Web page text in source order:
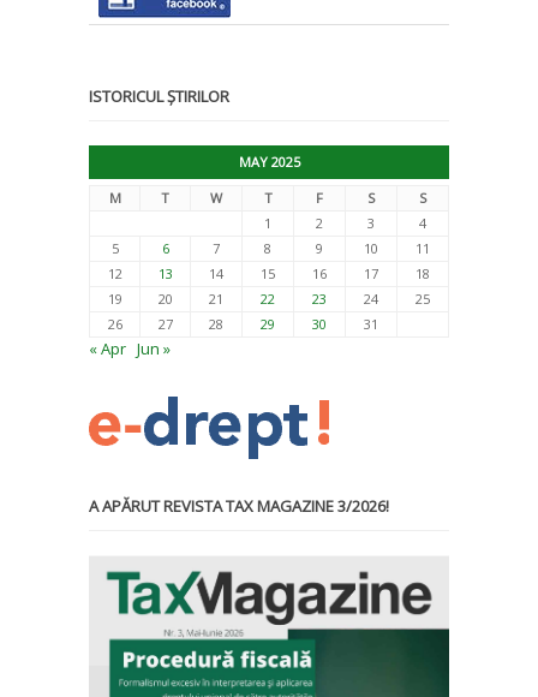
ISTORICUL ȘTIRILOR
MAY 2025
M
T W T F S
S
1
2 3
4
5
6 7 8 9 10
11
12
13 14 15 16 17
18
19
20 21 22 23 24
25
26
27 28 29 30 31
« Apr Jun »
A APĂRUT REVISTA TAX MAGAZINE 3/2026!